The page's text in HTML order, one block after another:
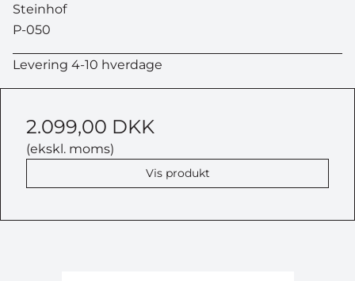
Steinhof
P-050
Levering 4-10 hverdage
2.099,00 DKK
(ekskl. moms)
Vis produkt